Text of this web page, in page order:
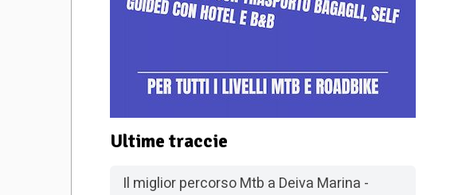
Ultime traccie
Il miglior percorso Mtb a Deiva Marina -